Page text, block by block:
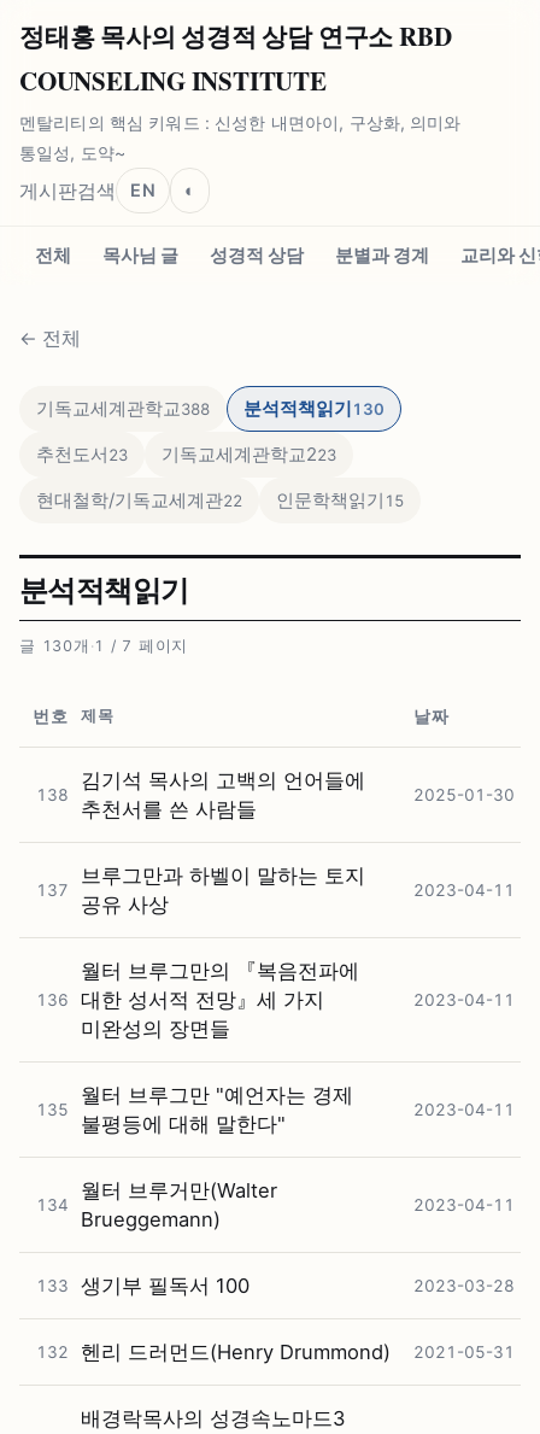
정태홍 목사의 성경적 상담 연구소 RBD
COUNSELING INSTITUTE
멘탈리티의 핵심 키워드 : 신성한 내면아이, 구상화, 의미와
통일성, 도약~
게시판검색 EN ◐
전체 목사님 글 성경적 상담 분별과 경계 교리와
← 전체
기독교세계관학교388 분석적책읽기130
추천도서23 기독교세계관학교223
현대철학/기독교세계관22 인문학책읽기 15
분석적책읽기
글 130개 · 1 / 7 페이지
번호 제목 날짜
138
김기석 목사의 고백의 언어들에
추천서를 쓴 사람들
2025-01-30
137
브루그만과 하벨이 말하는 토지
공유 사상
2023-04-11
136
월터 브루그만의 『복음전파에
대한 성서적 전망』세 가지
미완성의 장면들
2023-04-11
135
월터 브루그만 "예언자는 경제
불평등에 대해 말한다"
2023-04-11
134
월터 브루거만(Walter
Brueggemann)
2023-04-11
133 생기부 필독서 100 2023-03-28
132 헨리 드러먼드(Henry Drummond) 2021-05-31
배경락목사의 성경속노마드3